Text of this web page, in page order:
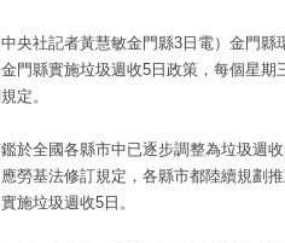
央社記者黃慧敏金門縣3日電）金門縣
門縣實施垃圾週收5日政策，每個星
定。
於全國各縣市中已逐步調整為垃圾週
勞基法修訂規定，各縣市都陸續規劃
施垃圾週收5日。